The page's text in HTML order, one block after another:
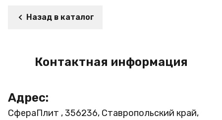
Назад в каталог
Контактная информация
Адрес:
СфераПлит , 356236, Ставропольский край,